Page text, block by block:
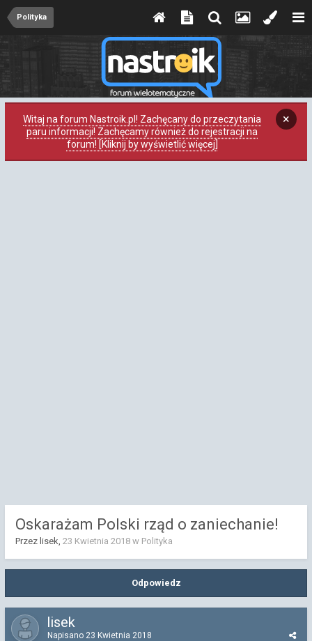
Polityka
Witaj na forum Nastroik.pl! Zachęcany do przeczytania
paru informacji! Zachęcamy również do rejestracji na
forum! [Kliknij by wyświetlić więcej]
×
Oskarażam Polski rząd o zaniechanie!
Przez lisek, 23 Kwietnia 2018 w Polityka
Odpowiedz
lisek
Napisano 23 Kwietnia 2018